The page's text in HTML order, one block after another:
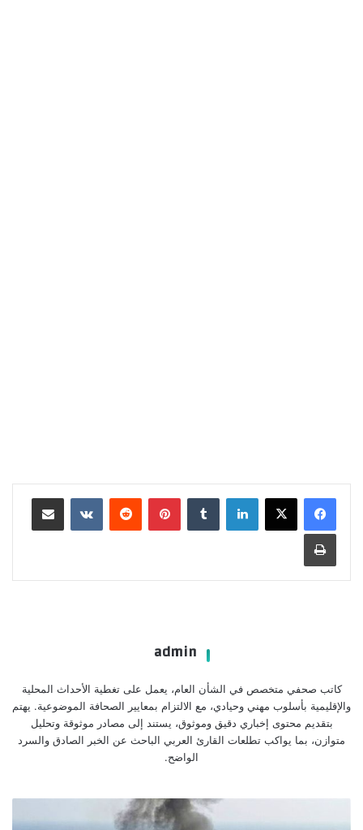
لينكدإن بينتيريست مشاركة عبر البريد
طباعة
admin
كاتب صحفي متخصص في الشأن العام، يعمل على تغطية الأحداث المحلية
والإقليمية بأسلوب مهني وحيادي، مع الالتزام بمعايير الصحافة الموضوعية. يهتم
بتقديم محتوى إخباري دقيق وموثوق، يستند إلى مصادر موثوقة وتحليل
متوازن، بما يواكب تطلعات القارئ العربي الباحث عن الخبر الصادق والسرد
الواضح.
صينية